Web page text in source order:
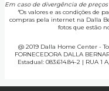
Em caso de divergência de
*Os valores e as condições de
compras pela internet na Dalla
fotos que estão
@ 2019 Dalla Home Center -
FORNECEDORA DALLA
Estadual: 083.614.84-2 | RUA 1